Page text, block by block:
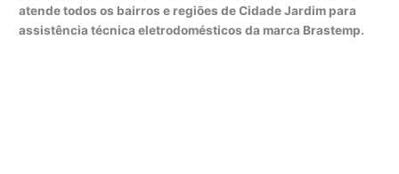
atende todos os bairros e regiões de Cidade Jardim para
assistência técnica eletrodomésticos da marca Brastemp.